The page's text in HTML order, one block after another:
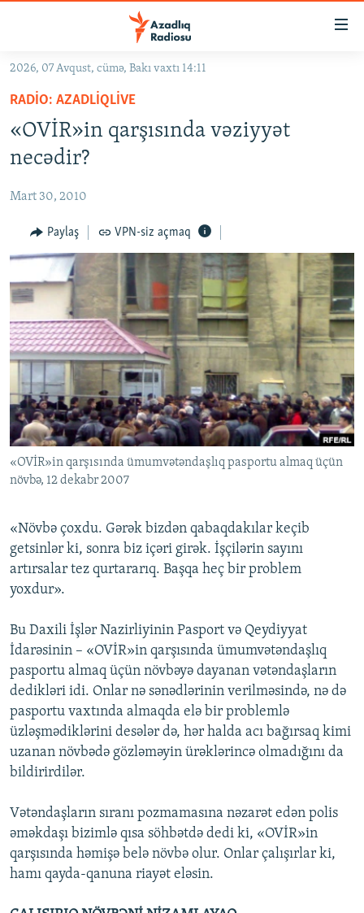
Əsas
qayıt
Əsas
naviqasiyaya
qayıt
GÜNDƏM
#İZAHLA
KORRUPSIOMETR
FƏRQƏ BAX
QANUNI DOĞRU
ARAŞDIRMA
MULTIMEDIA
VIDEO
FOTOQALEREYA
İNFOQRAFIKA
KARIKATURA
RADIO ARXIV
OXU ZALI
AZƏRBAYCAN ƏDƏBIYYATI KITABXANASI
İSLAM VƏ DEMOKRATIYA
İZ - MƏDƏNIYYƏT PROQRAMI
HAQQIMIZDA
MISSIYAMIZ
PEŞƏ ETIKASI VƏ JURNALISTIKA STANDARTLARIMIZ
MATERIALLARIMIZDAN ISTIFADƏ
AZADLIQRADIOSU MOBIL TELEFONUNUZDA
XƏBƏR BÜLLETENLƏRIMIZ
BIZI IZLƏ
RFE/RL-in bütün saytları
2026, 07 Avqust, cümə, Bakı vaxtı 14:11
RADIO: AZADLIQLIVE
«OVİR»in qarşısında vəziyyət
necədir?
Mart 30, 2010
Paylaş VPN-siz açmaq
«OVİR»in qarşısında ümumvətəndaşlıq pasportu almaq üçün
növbə, 12 dekabr 2007
«Növbə çoxdu. Gərək bizdən qabaqdakılar keçib
getsinlər ki, sonra biz içəri girək. İşçilərin sayını
artırsalar tez qurtararıq. Başqa heç bir problem
yoxdur».
Bu Daxili İşlər Nazirliyinin Pasport və Qeydiyyat
İdarəsinin – «OVİR»in qarşısında ümumvətəndaşlıq
pasportu almaq üçün növbəyə dayanan vətəndaşların
dedikləri idi. Onlar nə sənədlərinin verilməsində, nə də
pasportu vaxtında almaqda elə bir problemlə
üzləşmədiklərini desələr də, hər halda acı bağırsaq kimi
uzanan növbədə gözləməyin ürəklərincə olmadığını da
bildirirdilər.
Vətəndaşların sıranı pozmamasına nəzarət edən polis
əməkdaşı bizimlə qısa söhbətdə dedi ki, «OVİR»in
qarşısında həmişə belə növbə olur. Onlar çalışırlar ki,
hamı qayda-qanuna riayət eləsin.